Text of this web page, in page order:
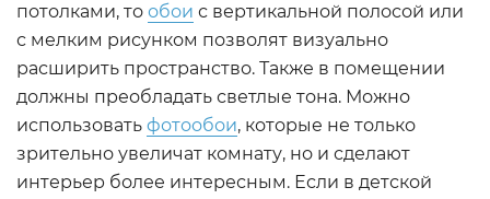
потолками, то обои с вертикальной полосой или
с мелким рисунком позволят визуально
расширить пространство. Также в помещении
должны преобладать светлые тона. Можно
использовать фотообои, которые не только
зрительно увеличат комнату, но и сделают
интерьер более интересным. Если в детской